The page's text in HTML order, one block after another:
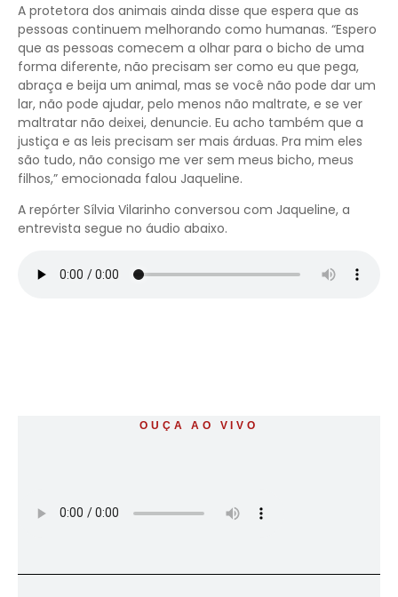
A protetora dos animais ainda disse que espera que as
pessoas continuem melhorando como humanas. “Espero
que as pessoas comecem a olhar para o bicho de uma
forma diferente, não precisam ser como eu que pega,
abraça e beija um animal, mas se você não pode dar um
lar, não pode ajudar, pelo menos não maltrate, e se ver
maltratar não deixei, denuncie. Eu acho também que a
justiça e as leis precisam ser mais árduas. Pra mim eles
são tudo, não consigo me ver sem meus bicho, meus
filhos,” emocionada falou Jaqueline.
A repórter Sílvia Vilarinho conversou com Jaqueline, a
entrevista segue no áudio abaixo.
OUÇA AO VIVO